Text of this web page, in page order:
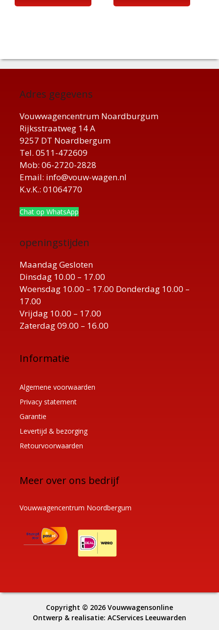
Adres gegevens
Vouwwagencentrum Noardburgum
Rijksstraatweg 14 A
9257 DT Noardbergum
Tel. 0511-472609
Mob: 06-2720-2828
Email: info@vouw-wagen.nl
K.v.K.: 01064770
Chat op WhatsApp
openingstijden
Maandag Gesloten
Dinsdag 10.00 – 17.00
Woensdag 10.00 – 17.00 Donderdag 10.00 –
17.00
Vrijdag 10.00 – 17.00
Zaterdag 09.00 – 16.00
Informatie
Algemene voorwaarden
Privacy statement
Garantie
Levertijd & bezorging
Retourvoorwaarden
Meer over ons bedrijf
Vouwwagencentrum Noordbergum
Copyright © 2026 Vouwwagensonline
Ontwerp & realisatie: ACServices Leeuwarden